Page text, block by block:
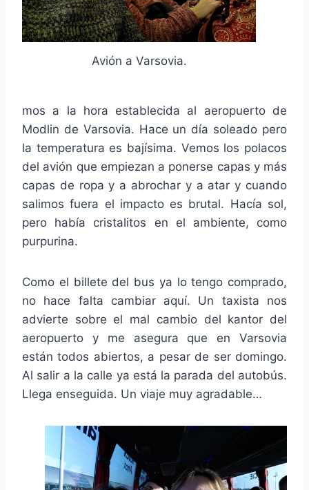
Avión a Varsovia.
mos a la hora establecida al aeropuerto de
Modlin de Varsovia. Hace un día soleado pero
la temperatura es bajísima. Vemos los polacos
del avión que empiezan a ponerse capas y más
capas de ropa y a abrochar y a atar y cuando
salimos fuera el impacto es brutal. Hacía sol,
pero había cristalitos en el ambiente, como
purpurina.
Como el billete del bus ya lo tengo comprado,
no hace falta cambiar aquí. Un taxista nos
advierte sobre el mal cambio del kantor del
aeropuerto y me asegura que en Varsovia
están todos abiertos, a pesar de ser domingo.
Al salir a la calle ya está la parada del autobús.
Llega enseguida. Un viaje muy agradable…